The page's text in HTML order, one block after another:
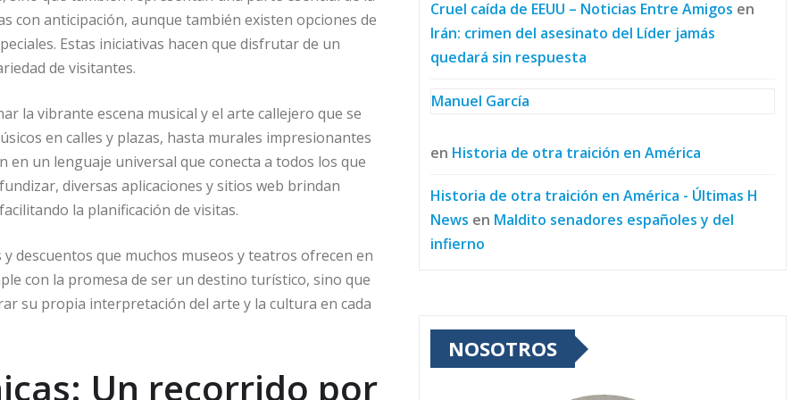
con anticipación, aunque también existen opciones de
Estas iniciativas hacen que disfrutar de un
de visitantes.
la vibrante escena musical y el arte callejero que se
en calles y plazas, hasta murales impresionantes
un lenguaje universal que conecta a todos los que
diversas aplicaciones y sitios web brindan
la planificación de visitas.
descuentos que muchos museos y teatros ofrecen en
con la promesa de ser un destino turístico, sino que
su propia interpretación del arte y la cultura en cada
Un recorrido por
Cruel caída de EEUU – Noticias Entre Amigos en
Irán: crimen del asesinato del Líder jamás
quedará sin respuesta
Manuel García
en Historia de otra traición en América
Historia de otra traición en América - Últimas H
News en Maldito senadores españoles y del
infierno
NOSOTROS